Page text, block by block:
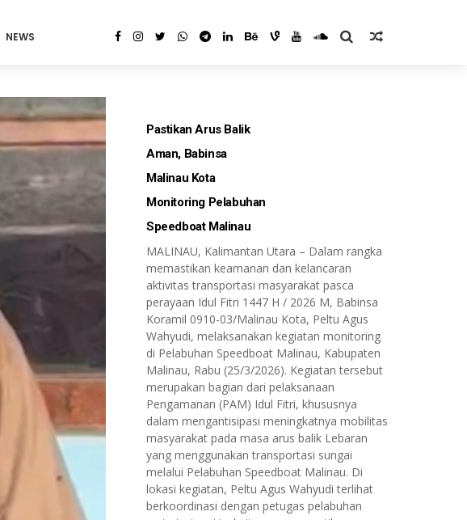
NEWS
Pastikan Arus Balik
Aman, Babinsa
Malinau Kota
Monitoring Pelabuhan
Speedboat Malinau
MALINAU, Kalimantan Utara – Dalam rangka
memastikan keamanan dan kelancaran
aktivitas transportasi masyarakat pasca
perayaan Idul Fitri 1447 H / 2026 M, Babinsa
Koramil 0910-03/Malinau Kota, Peltu Agus
Wahyudi, melaksanakan kegiatan monitoring
di Pelabuhan Speedboat Malinau, Kabupaten
Malinau, Rabu (25/3/2026). Kegiatan tersebut
merupakan bagian dari pelaksanaan
Pengamanan (PAM) Idul Fitri, khususnya
dalam mengantisipasi meningkatnya mobilitas
masyarakat pada masa arus balik Lebaran
yang menggunakan transportasi sungai
melalui Pelabuhan Speedboat Malinau. Di
lokasi kegiatan, Peltu Agus Wahyudi terlihat
berkoordinasi dengan petugas pelabuhan